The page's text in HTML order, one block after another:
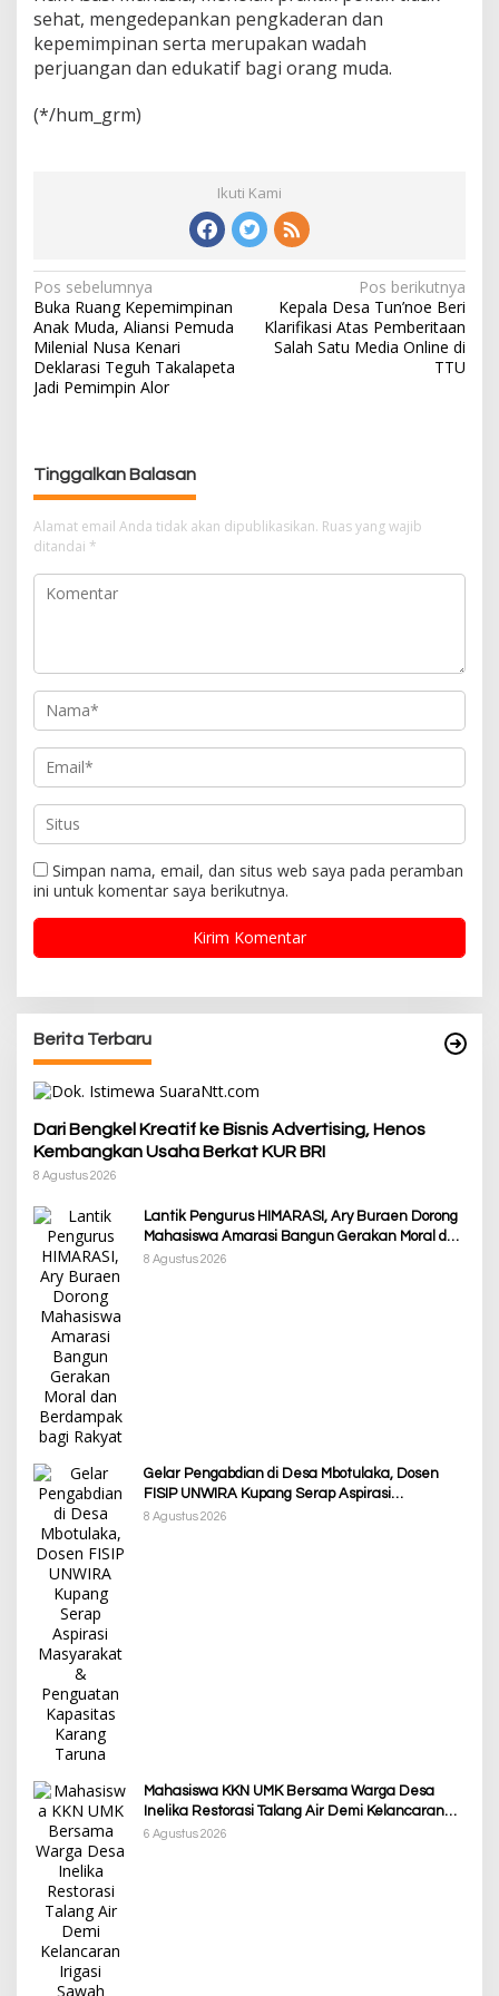
sehat, mengedepankan pengkaderan dan
kepemimpinan serta merupakan wadah
perjuangan dan edukatif bagi orang muda.
(*/hum_grm)
Ikuti Kami
N
a
v
i
g
p
s
Pos sebelumnya
Buka Ruang Kepemimpinan
Anak Muda, Aliansi Pemuda
Milenial Nusa Kenari
Deklarasi Teguh Takalapeta
Jadi Pemimpin Alor
Pos berikutnya
Kepala Desa Tun’noe Beri
Klarifikasi Atas Pemberitaan
Salah Satu Media Online di
TTU
Tinggalkan Balasan
Alamat email Anda tidak akan dipublikasikan. Ruas yang wajib
ditandai *
Simpan nama, email, dan situs web saya pada peramban
ini untuk komentar saya berikutnya.
Berita Terbaru
Dari Bengkel Kreatif ke Bisnis Advertising, Henos
Kembangkan Usaha Berkat KUR BRI
8 Agustus 2026
Lantik Pengurus HIMARASI, Ary Buraen Dorong
Mahasiswa Amarasi Bangun Gerakan Moral dan
Berdampak bagi Rakyat
8 Agustus 2026
Gelar Pengabdian di Desa Mbotulaka, Dosen
FISIP UNWIRA Kupang Serap Aspirasi
Masyarakat & Penguatan Kapasitas Karang
8 Agustus 2026
Mahasiswa KKN UMK Bersama Warga Desa
Inelika Restorasi Talang Air Demi Kelancaran
Irigasi Sawah
6 Agustus 2026